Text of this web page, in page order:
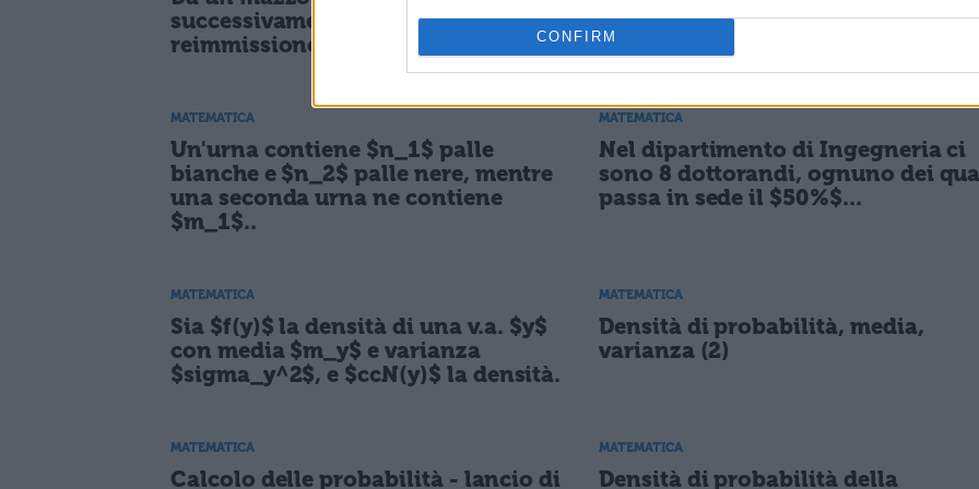
CONFIRM
successivamente una carta con
reimmissione.
rispettivamente probabilità $1/2$
$1/5$ di superare l'esame,
MATEMATICA
Un'urna contiene $n_1$ palle
bianche e $n_2$ palle nere, mentre
una seconda urna ne contiene
$m_1$..
MATEMATICA
Nel dipartimento di Ingegneria ci
sono 8 dottorandi, ognuno dei
passa in sede il $50%$...
MATEMATICA
Sia $f(y)$ la densità di una v.a. $y$
con media $m_y$ e varianza
$sigma_y^2$, e $ccN(y)$ la densità.
MATEMATICA
Densità di probabilità, media,
varianza (2)
MATEMATICA
Calcolo delle probabilità - lancio di
MATEMATICA
Densità di probabilità della